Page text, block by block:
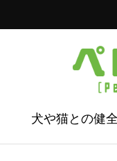
犬や猫との健